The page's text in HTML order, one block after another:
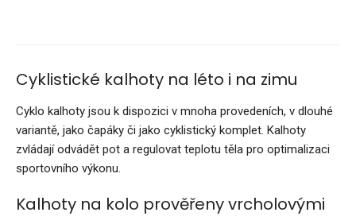
Cyklistické kalhoty na léto i na zimu
Cyklo kalhoty jsou k dispozici v mnoha provedeních, v dlouhé
variantě, jako čapáky či jako cyklistický komplet. Kalhoty
zvládají odvádět pot a regulovat teplotu těla pro optimalizaci
sportovního výkonu.
Kalhoty na kolo prověřeny vrcholovými